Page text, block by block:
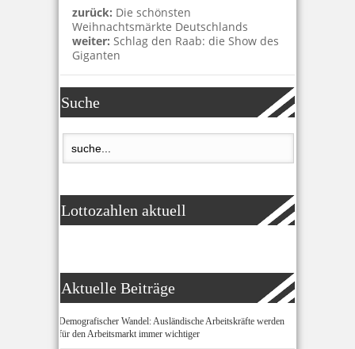
zurück: Die schönsten
Weihnachtsmärkte Deutschlands
weiter: Schlag den Raab: die Show des
Giganten
Suche
Lottozahlen aktuell
Aktuelle Beiträge
Demografischer Wandel: Ausländische Arbeitskräfte werden
für den Arbeitsmarkt immer wichtiger